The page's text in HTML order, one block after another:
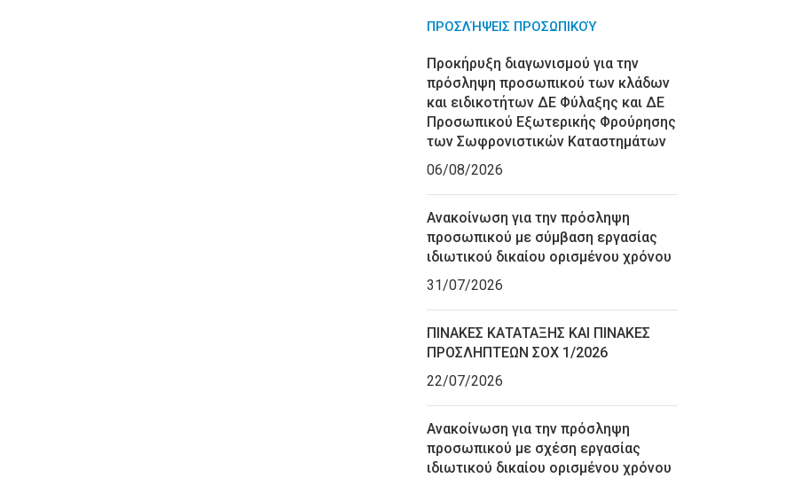
ΠΡΟΣΛΉΨΕΙΣ ΠΡΟΣΩΠΙΚΟΎ
Προκήρυξη διαγωνισμού για την
πρόσληψη προσωπικού των κλάδων
και ειδικοτήτων ΔΕ Φύλαξης και ΔΕ
Προσωπικού Εξωτερικής Φρούρησης
των Σωφρονιστικών Καταστημάτων
06/08/2026
Ανακοίνωση για την πρόσληψη
προσωπικού με σύμβαση εργασίας
ιδιωτικού δικαίου ορισμένου χρόνου
31/07/2026
ΠΙΝΑΚΕΣ ΚΑΤΑΤΑΞΗΣ ΚΑΙ ΠΙΝΑΚΕΣ
ΠΡΟΣΛΗΠΤΕΩΝ ΣΟΧ 1/2026
22/07/2026
Ανακοίνωση για την πρόσληψη
προσωπικού με σχέση εργασίας
ιδιωτικού δικαίου ορισμένου χρόνου